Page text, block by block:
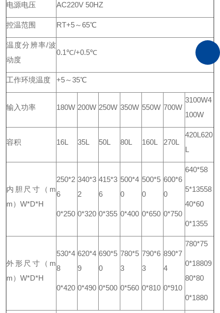
电源电压 AC220V 50HZ
控温范围 RT+5～65℃
温度分辨率/波
动度
0.1℃/+0.5℃
工作环境温度 +5～35℃
输入功率 180W 200W 250W 350W 550W 700W
3100W4
100W
容积 16L 35L 50L 80L 160L 270L
420L 620
L
内胆尺寸（m
m）W*D*H
250*2
6
0*250
340*3
2
0*320
415*3
6
0*355
500*4
0
0*400
500*5
0
0*650
600*6
0
0*750
640*58
5*13558
40*60
0*1355
外形尺寸（m
m）W*D*H
530*4
8
0*420
620*4
9
0*490
690*5
0
0*500
780*5
3
0*560
790*6
3
0*810
890*7
4
0*910
780*75
0*18809
80*80
0*1880